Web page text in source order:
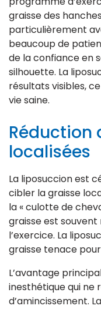
graisse des
particulièrement
beaucoup de
de la confiance en
silhouette. La
résultats visibles,
vie saine.
Réduction
localisées
La liposuccion est
cibler la graisse
la « culotte de
graisse est
l’exercice. La
graisse tenace
L’avantage
inesthétique qui ne
d’amincissement.